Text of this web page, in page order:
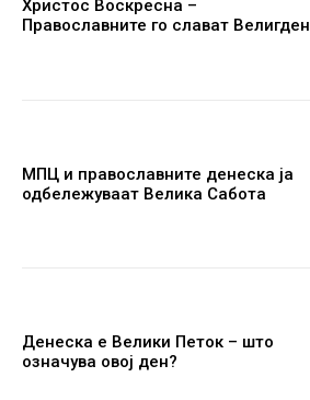
Христос Воскресна –
Православните го слават Велигден
МПЦ и православните денеска ја
одбележуваат Велика Сабота
Денеска е Велики Петок – што
означува овој ден?